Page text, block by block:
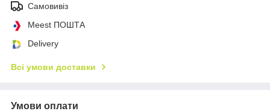
Самовивіз
Meest ПОШТА
Delivery
Всі умови доставки
Умови оплати